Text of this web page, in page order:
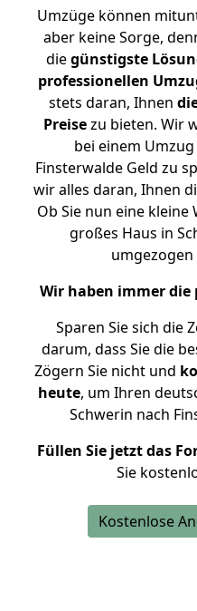
Umzüge können
aber keine Sorge,
diegünstigste
professionellen
stets daran, Ihnen
Preisezu bieten. Wir
bei einem
Finsterwalde Geld zu
wir alles daran, Ihnen
Ob Sie nun eine
großes Haus in
Wir haben immer die
Sparen Sie sich die
darum, dass Sie die
Zögern Sie nicht und
heute, um Ihren
Schwerin nach
Füllen Sie jetzt das
Sie
Kostenlose